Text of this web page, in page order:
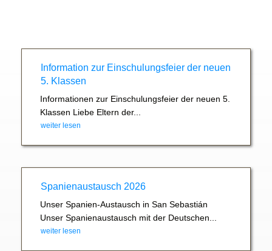
Information zur Einschulungsfeier der neuen
5. Klassen
Informationen zur Einschulungsfeier der neuen 5.
Klassen Liebe Eltern der...
weiter lesen
Spanienaustausch 2026
Unser Spanien-Austausch in San Sebastián
Unser Spanienaustausch mit der Deutschen...
weiter lesen